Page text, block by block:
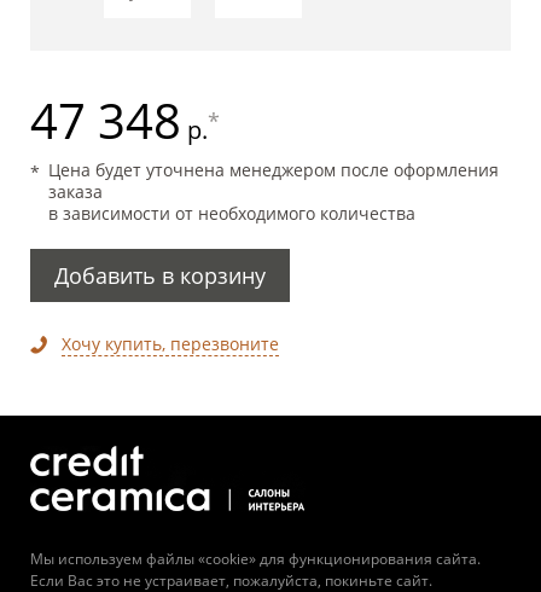
47 348 р.*
Цена будет уточнена менеджером после оформления
заказа
в зависимости от необходимого количества
Добавить в корзину
Хочу купить, перезвоните
Мы используем файлы «cookie» для функционирования сайта.
Если Вас это не устраивает, пожалуйста, покиньте сайт.